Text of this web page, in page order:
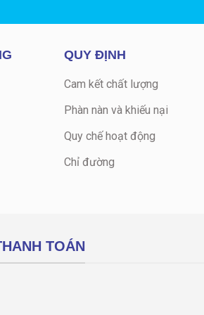
QUY ĐỊNH
Cam kết chất lượng
Phàn nàn và khiếu nại
Quy chế hoạt động
Chỉ đường
TOÁN